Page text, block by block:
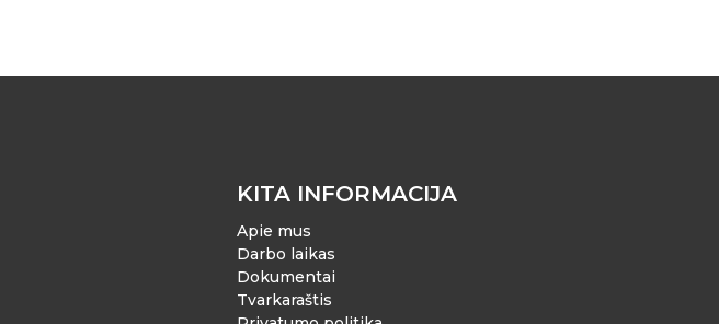
KITA INFORMACIJA
Apie mus
Darbo laikas
Dokumentai
Tvarkaraštis